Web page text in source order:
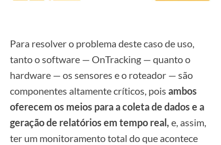
Para resolver o problema deste caso de uso,
tanto o software — OnTracking — quanto o
hardware — os sensores e o roteador — são
componentes altamente críticos, pois ambos
oferecem os meios para a coleta de dados e a
geração de relatórios em tempo real, e, assim,
ter um monitoramento total do que acontece